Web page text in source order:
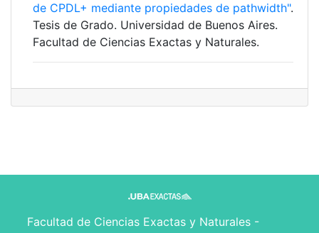
de CPDL+ mediante propiedades de pathwidth".
Tesis de Grado. Universidad de Buenos Aires.
Facultad de Ciencias Exactas y Naturales.
Facultad de Ciencias Exactas y Naturales -